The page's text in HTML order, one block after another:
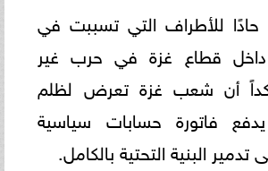
حادًا للأطراف التي تسببت في
داخل قطاع غزة في حرب غير
أن شعب غزة تعرض لظلم
فاتورة حسابات سياسية
البنية التحتية بالكامل.